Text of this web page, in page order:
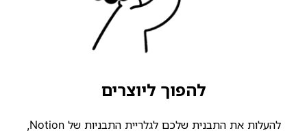
להפוך ליוצרים
להעלות את התבנית שלכם לגלריית התבניות של Notion,